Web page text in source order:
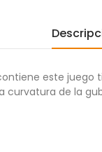
este
curvatura de la